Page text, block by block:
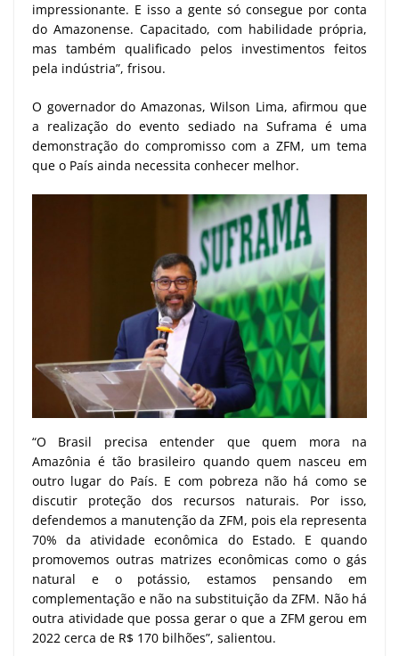
impressionante. E isso a gente só consegue por conta
do Amazonense. Capacitado, com habilidade própria,
mas também qualificado pelos investimentos feitos
pela indústria”, frisou.
O governador do Amazonas, Wilson Lima, afirmou que
a realização do evento sediado na Suframa é uma
demonstração do compromisso com a ZFM, um tema
que o País ainda necessita conhecer melhor.
“O Brasil precisa entender que quem mora na
Amazônia é tão brasileiro quando quem nasceu em
outro lugar do País. E com pobreza não há como se
discutir proteção dos recursos naturais. Por isso,
defendemos a manutenção da ZFM, pois ela representa
70% da atividade econômica do Estado. E quando
promovemos outras matrizes econômicas como o gás
natural e o potássio, estamos pensando em
complementação e não na substituição da ZFM. Não há
outra atividade que possa gerar o que a ZFM gerou em
2022 cerca de R$ 170 bilhões”, salientou.